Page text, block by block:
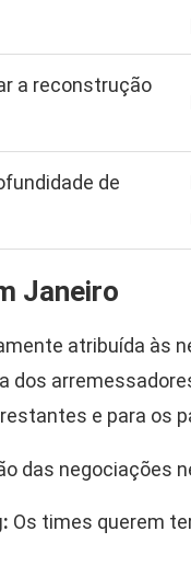
a reconstrução
de
Janeiro
atribuída às
dos
e para os
das negociações
Os times querem